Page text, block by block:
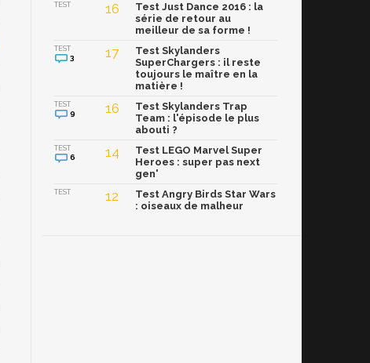
TEST 16
Test Just Dance 2016 : la
série de retour au
meilleur de sa forme !
TEST
3 17
Test Skylanders
SuperChargers : il reste
toujours le maître en la
matière !
TEST
9 16
Test Skylanders Trap
Team : l'épisode le plus
abouti ?
TEST
6 14
Test LEGO Marvel Super
Heroes : super pas next
gen'
TEST 12
Test Angry Birds Star Wars
: oiseaux de malheur